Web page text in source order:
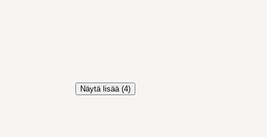
Näytä lisää (4)